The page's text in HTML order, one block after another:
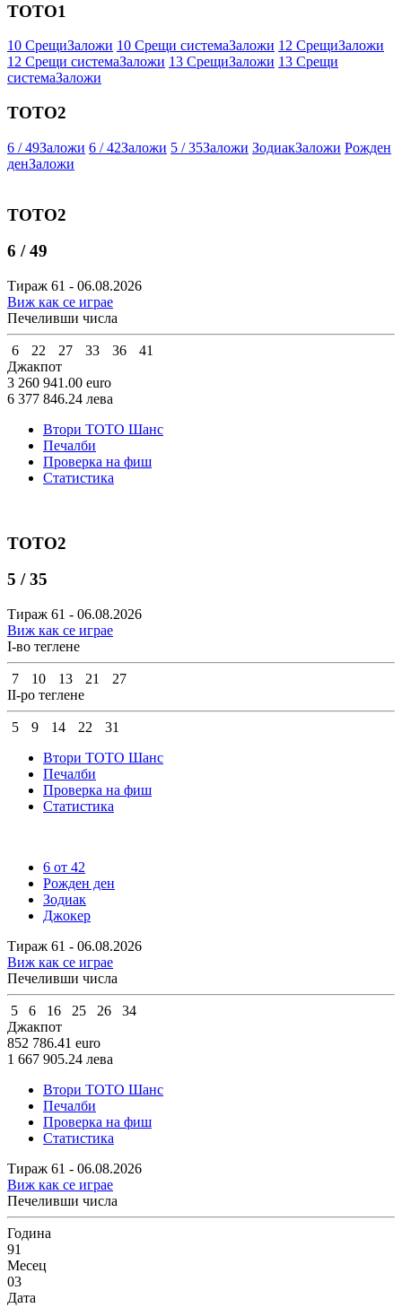
ТОТО1
10 СрещиЗаложи 10 Срещи системаЗаложи 12 СрещиЗаложи
12 Срещи системаЗаложи 13 СрещиЗаложи 13 Срещи
системаЗаложи
ТОТО2
6 / 49Заложи 6 / 42Заложи 5 / 35Заложи ЗодиакЗаложи Рожден
денЗаложи
ТОТО2
6 / 49
Тираж 61 - 06.08.2026
Виж как се играе
Печеливши числа
6 22 27 33 36
41
Джакпот
3 260 941.00 euro
6 377 846.24 лева
Втори ТОТО Шанс
Печалби
Проверка на фиш
Статистика
ТОТО2
5 / 35
Тираж 61 - 06.08.2026
Виж как се играе
I-во теглене
7 10 13 21
27
II-ро теглене
5 9 14 22
31
Втори ТОТО Шанс
Печалби
Проверка на фиш
Статистика
6 от 42
Рожден ден
Зодиак
Джокер
Тираж 61 - 06.08.2026
Виж как се играе
Печеливши числа
5 6 16 25 26
34
Джакпот
852 786.41 euro
1 667 905.24 лева
Втори ТОТО Шанс
Печалби
Проверка на фиш
Статистика
Тираж 61 - 06.08.2026
Виж как се играе
Печеливши числа
Година
91
Месец
03
Дата